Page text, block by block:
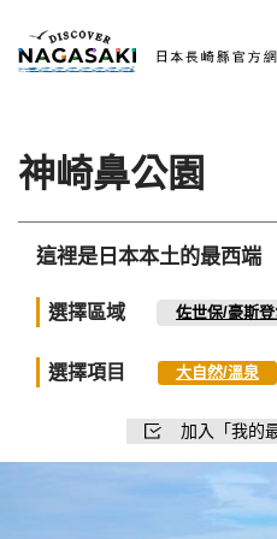
神崎鼻公園
這裡是日本本土的最西端
選擇區域 佐世保/豪斯
選擇項目 大自然/溫泉
加入「我的